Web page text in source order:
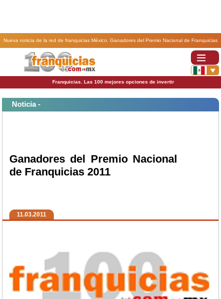
Nueva noticia de la red de franquicias México. Ganadores del Premio Nacional de Franquicias
Franquicias. Las 100 mejores opciones de invertir
Noticia -
Ganadores del Premio Nacional
de Franquicias 2011
11.03.2011